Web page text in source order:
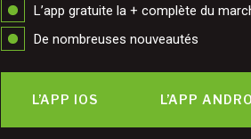
L’app gratuite la + complète du
De nombreuses nouveautés
L’APP IOS L’APP